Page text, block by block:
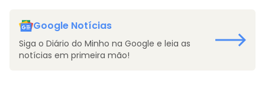
Google Notícias
Siga o Diário do Minho na Google e leia as
notícias em primeira mão!